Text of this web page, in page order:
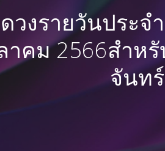
วงรายวันประจ
าคม 2566สำห
จันทร์